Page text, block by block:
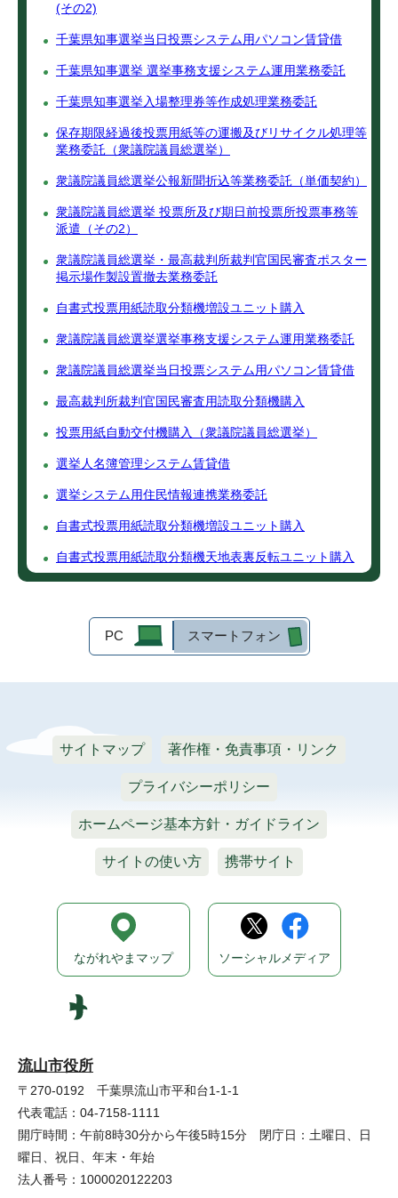
(その2)
千葉県知事選挙当日投票システム用パソコン賃貸借
千葉県知事選挙 選挙事務支援システム運用業務委託
千葉県知事選挙入場整理券等作成処理業務委託
保存期限経過後投票用紙等の運搬及びリサイクル処理等
業務委託（衆議院議員総選挙）
衆議院議員総選挙公報新聞折込等業務委託（単価契約）
衆議院議員総選挙 投票所及び期日前投票所投票事務等
派遣（その2）
衆議院議員総選挙・最高裁判所裁判官国民審査ポスター
掲示場作製設置撤去業務委託
自書式投票用紙読取分類機増設ユニット購入
衆議院議員総選挙選挙事務支援システム運用業務委託
衆議院議員総選挙当日投票システム用パソコン賃貸借
最高裁判所裁判官国民審査用読取分類機購入
投票用紙自動交付機購入（衆議院議員総選挙）
選挙人名簿管理システム賃貸借
選挙システム用住民情報連携業務委託
自書式投票用紙読取分類機増設ユニット購入
自書式投票用紙読取分類機天地表裏反転ユニット購入
PC スマートフォン
サイトマップ 著作権・免責事項・リンク
プライバシーポリシー
ホームページ基本方針・ガイドライン
サイトの使い方 携帯サイト
流山市役所
〒270-0192 千葉県流山市平和台1-1-1
代表電話：04-7158-1111
開庁時間：午前8時30分から午後5時15分 閉庁日：土曜日、日
曜日、祝日、年末・年始
法人番号：1000020122203
ながれやまマップ ソーシャルメディア